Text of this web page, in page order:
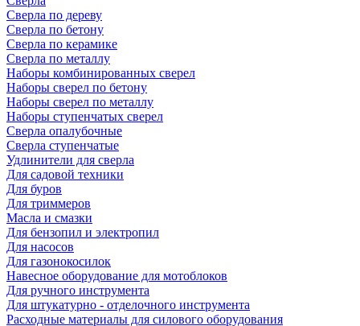
Сверла по дереву
Сверла по бетону
Сверла по керамике
Сверла по металлу
Наборы комбинированных сверел
Наборы сверел по бетону
Наборы сверел по металлу
Наборы ступенчатых сверел
Сверла опалубочные
Сверла ступенчатые
Удлинители для сверла
Для садовой техники
Для буров
Для триммеров
Масла и смазки
Для бензопил и электропил
Для насосов
Для газонокосилок
Навесное оборудование для мотоблоков
Для ручного инструмента
Для штукатурно - отделочного инструмента
Расходные материалы для силового оборудования